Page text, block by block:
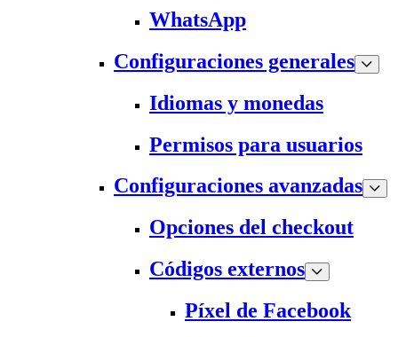
WhatsApp
Configuraciones generales
Idiomas y monedas
Permisos para usuarios
Configuraciones avanzadas
Opciones del checkout
Códigos externos
Píxel de Facebook